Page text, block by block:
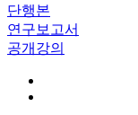
단행본
연구보고서
공개강의